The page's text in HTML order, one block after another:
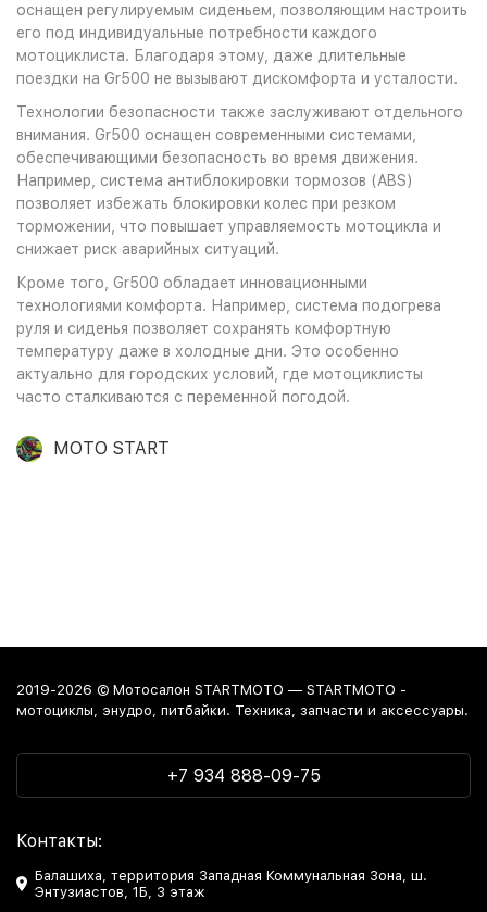
оснащен регулируемым сиденьем, позволяющим настроить
его под индивидуальные потребности каждого
мотоциклиста. Благодаря этому, даже длительные
поездки на Gr500 не вызывают дискомфорта и усталости.
Технологии безопасности также заслуживают отдельного
внимания. Gr500 оснащен современными системами,
обеспечивающими безопасность во время движения.
Например, система антиблокировки тормозов (ABS)
позволяет избежать блокировки колес при резком
торможении, что повышает управляемость мотоцикла и
снижает риск аварийных ситуаций.
Кроме того, Gr500 обладает инновационными
технологиями комфорта. Например, система подогрева
руля и сиденья позволяет сохранять комфортную
температуру даже в холодные дни. Это особенно
актуально для городских условий, где мотоциклисты
часто сталкиваются с переменной погодой.
MOTO START
2019-2026 © Мотосалон STARTMOTO — STARTMOTO -
мотоциклы, энудро, питбайки. Техника, запчасти и аксессуары.
+7 934 888-09-75
Контакты:
Балашиха, территория Западная Коммунальная Зона, ш.
Энтузиастов, 1Б, 3 этаж